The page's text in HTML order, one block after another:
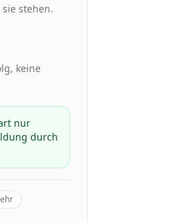
stehen.
keine
nur
durch